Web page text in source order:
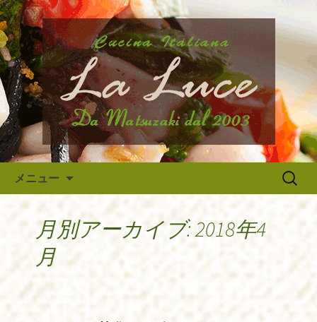
府中のイタリア料理『ラ・ルー
チェ』の最新情報
府中市、国分寺、調布などから近いイ
タリア料理『ラ・ルーチェ』のブログ
です。旬の食材の入荷情報や、新メニ
ュー・限定メニューなどの最新情報、
アルバイトさんや調理スタッフの求人
情報まで幅広く当店の情報をお届けい
たします。
メニュー
検
月別アーカイブ: 2018年4
月